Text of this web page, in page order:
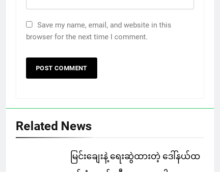
Save my name, email, and website in this
browser for the next time I comment.
Related News
မြင်းချေးနဲ့ ရေးဆွဲထားတဲ့ ဒေါ်နယ်ထ